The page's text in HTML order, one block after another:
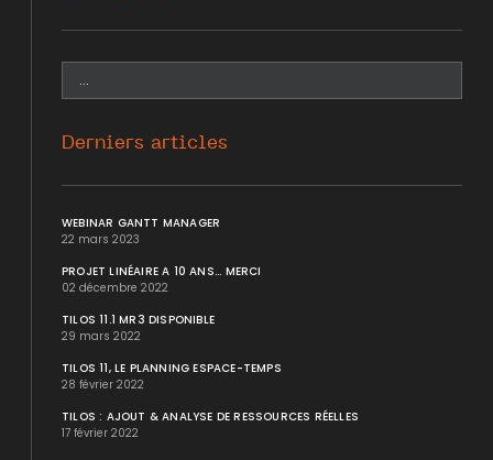
Derniers articles
WEBINAR GANTT MANAGER
22 mars 2023
PROJET LINÉAIRE A 10 ANS... MERCI
02 décembre 2022
TILOS 11.1 MR3 DISPONIBLE
29 mars 2022
TILOS 11, LE PLANNING ESPACE-TEMPS
28 février 2022
TILOS : AJOUT & ANALYSE DE RESSOURCES RÉELLES
17 février 2022